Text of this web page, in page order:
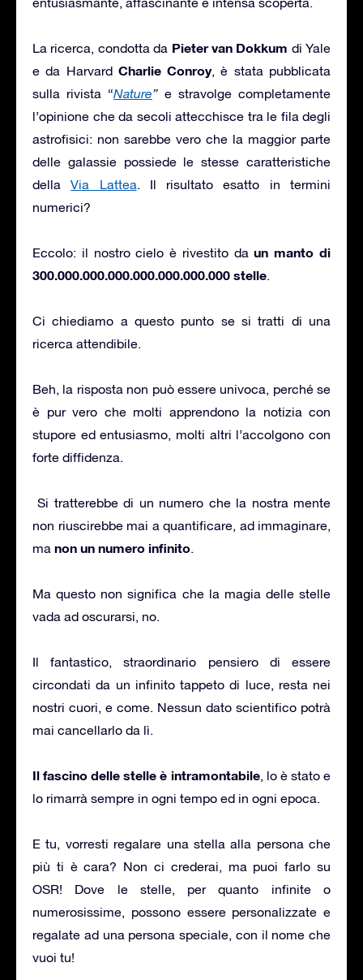
La ricerca, condotta da Pieter van Dokkum di Yale
e da HarvardCharlie Conroy, è stata pubblicata
sulla rivista “Nature” e stravolge completamente
l’opinione che da secoli attecchisce tra le fila degli
astrofisici: non sarebbe vero che la maggior parte
delle galassie possiede le stesse caratteristiche
dellaVia Lattea. Il risultato esatto in termini
numerici?
Eccolo: il nostro cielo è rivestito daun manto di
300.000.000.000.000.000.000.000 stelle.
Ci chiediamo a questo punto se si tratti di una
ricerca attendibile.
Beh, la risposta non può essere univoca, perché se
è pur vero che molti apprendono la notizia con
stupore ed entusiasmo, molti altri l’accolgono con
forte diffidenza.
Si tratterebbe di un numero che la nostra mente
non riuscirebbe mai a quantificare, ad immaginare,
ma non un numero infinito.
Ma questo non significa che la magia delle stelle
vada ad oscurarsi, no.
Il fantastico, straordinario pensiero di essere
circondati da un infinito tappeto di luce, resta nei
nostri cuori, e come. Nessun dato scientifico potrà
mai cancellarlo da lì.
Il fascino delle stelle è intramontabile, lo è stato e
lo rimarrà sempre in ogni tempo ed in ogni epoca.
E tu, vorresti regalare una stella alla persona che
più ti è cara? Non ci crederai, ma puoi farlo su
OSR! Dove le stelle, per quanto infinite o
numerosissime, possono essere personalizzate e
regalate ad una persona speciale, con il nome che
vuoi tu!